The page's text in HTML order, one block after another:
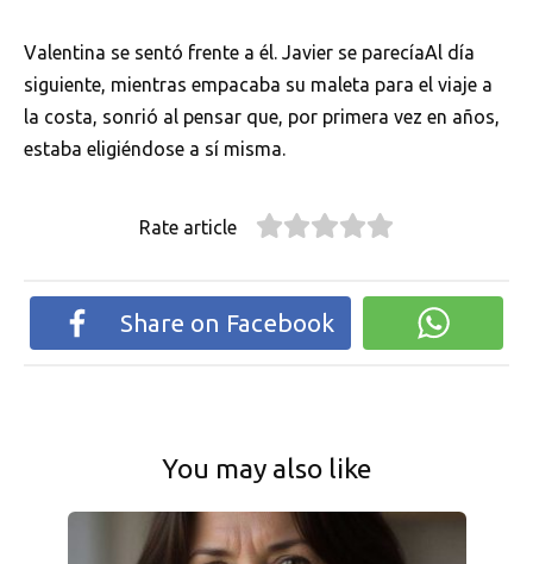
Valentina se sentó frente a él. Javier se parecíaAl día
siguiente, mientras empacaba su maleta para el viaje a
la costa, sonrió al pensar que, por primera vez en años,
estaba eligiéndose a sí misma.
Rate article
Share on Facebook
You may also like